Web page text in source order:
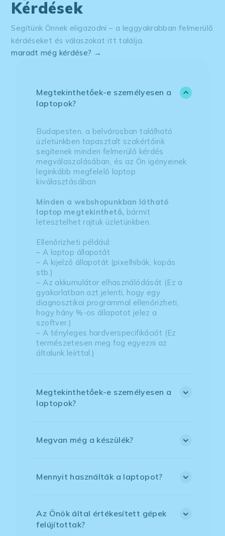
gépekkel, hogy kipróbálhassam a "vasat".
Mondták, hogy nyugodtan indítsak zenét
rajta, stb. nincs időhőz kötve a kipróbálás.
Megrendeltem ott a helyszínen a kiválasztott
géphez egy billentyűzet gravírozást is, mert
háttérvilágítós billentyűzetre nem akartam
Egy szóval maximális vevőközpontúság és
szakértelem az eddigiek alapján.
Kérdések
Segítünk Önnek eligazodni – a leggyakrabban felmerülő
kérdéseket és válaszokat itt találja.
maradt még kérdése? →
Megtekinthetőek-e személyesen a
laptopok?
Budapesten, a belvárosban található
üzletünkben tapasztalt szakértőink
segítenek minden felmerülő kérdés
megválaszolásában, és az Ön igényeinek
leginkább megfelelő laptop
kiválasztásában.
Minden a webshopunkban látható
laptop megtekinthető, bármit
letesztelhet rajtuk üzletünkben.
Ellenőrizheti például:
– A laptop állapotát
– A kijelző állapotát (pixelhibák, kopás
stb.)
– Az akkumulátor elhasználódását (Ez a
gyakorlatban azt jelenti, hogy egy
diagnosztikai programmal ellenőrizheti,
hogy hány %-os állapotot jelez a
szoftver.)
– A tényleges hardverspecifikációt (Ez
természetesen meg fog egyezni az
általunk leírttal.)
Megtekinthetőek-e személyesen a
laptopok?
Megvan még a készülék?
Mennyit használták a laptopot?
Az Önök által értékesített gépek
felújítottak?